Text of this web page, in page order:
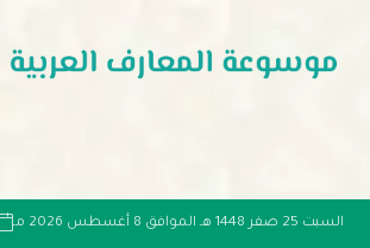
السبت 25 صفر 1448 هـ الموافق 8 أغسطس 2026 مـ